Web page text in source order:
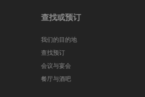
查找或预订
我们的目的地
查找预订
会议与宴会
餐厅与酒吧